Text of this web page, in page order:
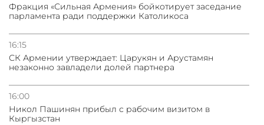
Фракция «Сильная Армения» бойкотирует заседание
парламента ради поддержки Католикоса
16:15
СК Армении утверждает: Царукян и Арустамян
незаконно завладели долей партнера
16:00
Никол Пашинян прибыл с рабочим визитом в
Кыргызстан